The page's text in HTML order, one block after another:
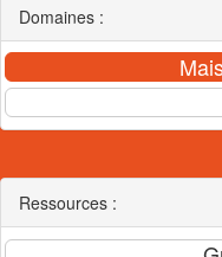
Domaines :
Ressources :